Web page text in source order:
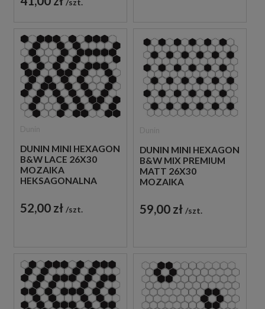
DUNIN MINI HEXAGON
B&W LACE 26X30
MOZAIKA
HEKSAGONALNA
52,00 zł szt.
DUNIN MINI HEXAGON
B&W MIX PREMIUM
MATT 26X30
MOZAIKA
59,00 zł szt.